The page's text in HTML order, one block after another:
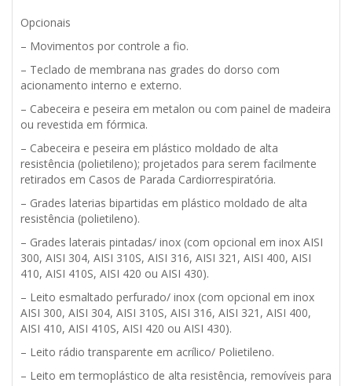
Opcionais
– Movimentos por controle a fio.
– Teclado de membrana nas grades do dorso com
acionamento interno e externo.
– Cabeceira e peseira em metalon ou com painel de madeira
ou revestida em fórmica.
– Cabeceira e peseira em plástico moldado de alta
resistência (polietileno); projetados para serem facilmente
retirados em Casos de Parada Cardiorrespiratória.
– Grades laterias bipartidas em plástico moldado de alta
resistência (polietileno).
– Grades laterais pintadas/ inox (com opcional em inox AISI
300, AISI 304, AISI 310S, AISI 316, AISI 321, AISI 400, AISI
410, AISI 410S, AISI 420 ou AISI 430).
– Leito esmaltado perfurado/ inox (com opcional em inox
AISI 300, AISI 304, AISI 310S, AISI 316, AISI 321, AISI 400,
AISI 410, AISI 410S, AISI 420 ou AISI 430).
– Leito rádio transparente em acrílico/ Polietileno.
– Leito em termoplástico de alta resistência, removíveis para